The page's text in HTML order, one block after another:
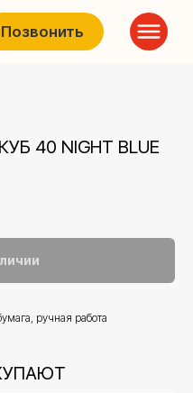
40 NIGHT BLUE
ручная работа